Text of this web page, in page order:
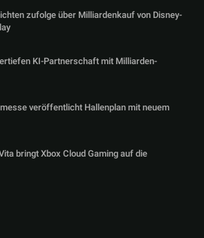
zufolge über Milliardenkauf von Disney-
KI-Partnerschaft mit Milliarden-
veröffentlicht Hallenplan mit neuem
bringt Xbox Cloud Gaming auf die